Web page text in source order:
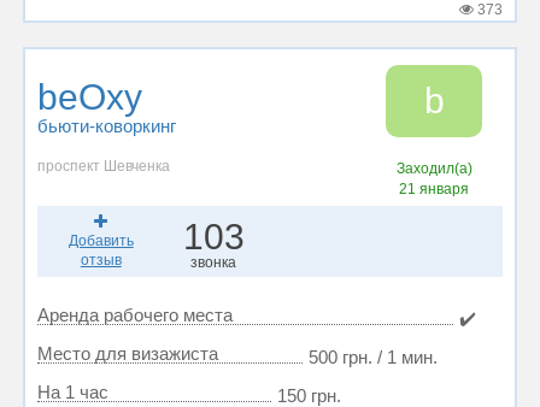
373
beOxy
бьюти-коворкинг
b
проспект Шевченка
Заходил(а)
21 января
Добавить
отзыв
103
звонка
Аренда рабочего места
✔️
Место для визажиста
500 грн. / 1 мин.
На 1 час
150 грн.